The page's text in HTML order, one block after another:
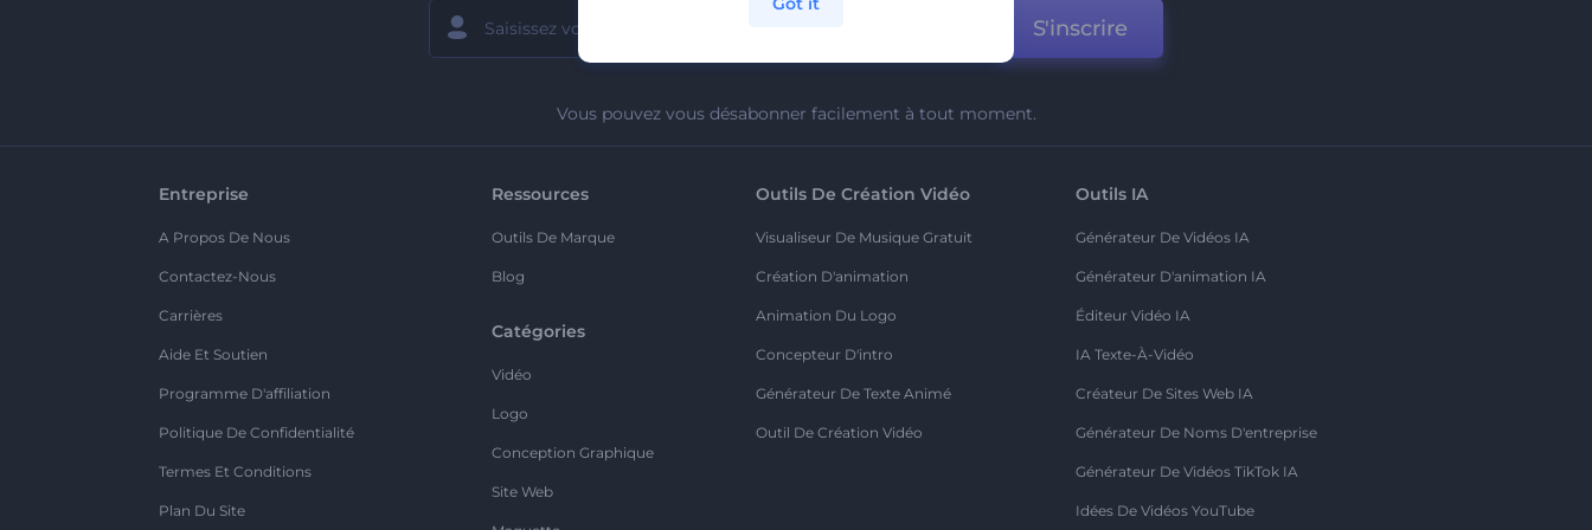
S'inscrire
Vous pouvez vous désabonner facilement à tout moment.
Entreprise
A Propos De Nous
Contactez-Nous
Carrières
Aide Et Soutien
Programme D'affiliation
Politique De Confidentialité
Termes Et Conditions
Plan Du Site
Ressources
Outils De Marque
Blog
Catégories
Vidéo
Logo
Conception Graphique
Site Web
Outils De Création Vidéo
Visualiseur De Musique Gratuit
Création D'animation
Animation Du Logo
Concepteur D'intro
Générateur De Texte Animé
Outil De Création Vidéo
Outils IA
Générateur De Vidéos IA
Générateur D'animation IA
Éditeur Vidéo IA
IA Texte-À-Vidéo
Créateur De Sites Web IA
Générateur De Noms D'entreprise
Générateur De Vidéos TikTok IA
Idées De Vidéos YouTube